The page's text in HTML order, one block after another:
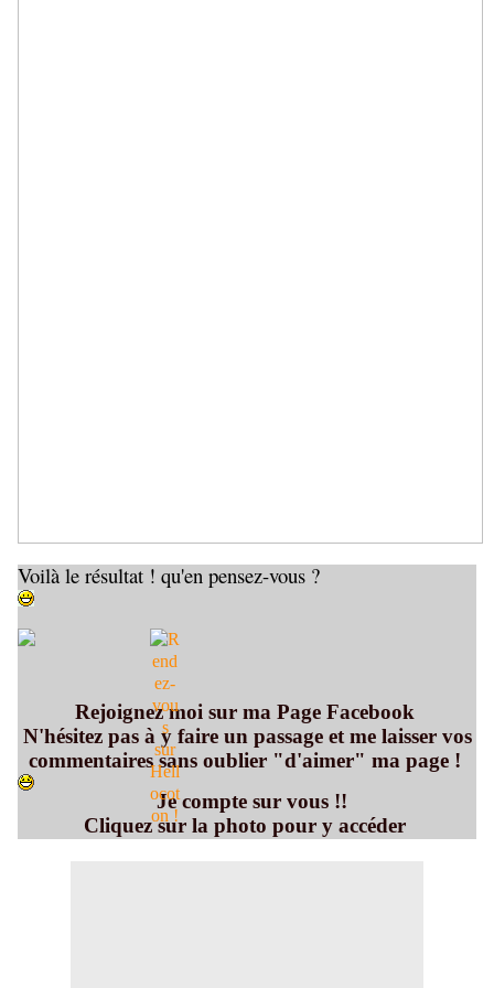
Voilà le résultat ! qu'en pensez-vous ?
Rejoignez moi sur ma Page Facebook
N'hésitez pas à y faire un passage et me laisser vos
commentaires sans oublier "d'aimer" ma page !
Je compte sur vous !!
Cliquez sur la photo pour y accéder